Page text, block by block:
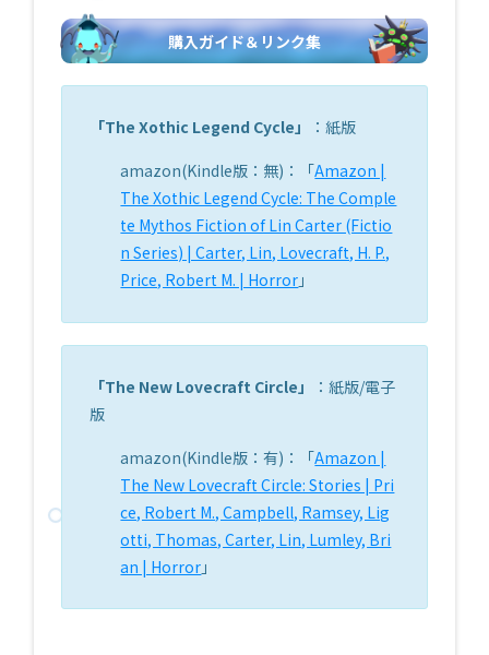
購入ガイド＆リンク集
「The Xothic Legend Cycle」
：紙版
amazon(Kindle版：無)：「Amazon |
The Xothic Legend Cycle: The Comple
te Mythos Fiction of Lin Carter (Fictio
n Series) | Carter, Lin, Lovecraft, H. P.,
Price, Robert M. | Horror 」
「The New Lovecraft Circle 」
：紙版/電子
版
amazon(Kindle版：有)：「Amazon |
The New Lovecraft Circle: Stories | Pri
ce, Robert M., Campbell, Ramsey, Lig
otti, Thomas, Carter, Lin, Lumley, Bri
an | Horror 」